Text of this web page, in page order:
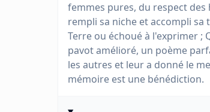
femmes pures, du respect
rempli sa niche et accompli sa
Terre ou échoué à l'exprimer ;
pavot amélioré, un poème
les autres et leur a donné le
mémoire est une bénédiction.